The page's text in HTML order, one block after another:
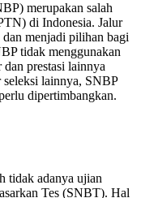
merupakan salah
di Indonesia. Jalur
menjadi pilihan bagi
tidak menggunakan
prestasi lainnya
seleksi lainnya, SNBP
dipertimbangkan.
tidak adanya ujian
Tes (SNBT). Hal